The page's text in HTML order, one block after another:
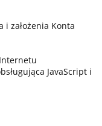
i założenia Konta
JavaScript i